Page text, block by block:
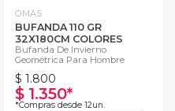
OMAS
BUFANDA 110 GR
32X180CM COLORES
Bufanda De Invierno
Geométrica Para Hombre
$ 1.800
$ 1.350*
*Compras desde 12un.